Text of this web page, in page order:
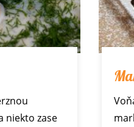
niekto zase